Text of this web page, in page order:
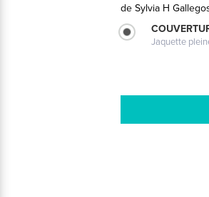
de Sylvia H
Jaquette